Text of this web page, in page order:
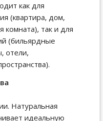
как для
(квартира, дом,
комната), так и для
(бильярдные
отели,
Натуральная
идеальную